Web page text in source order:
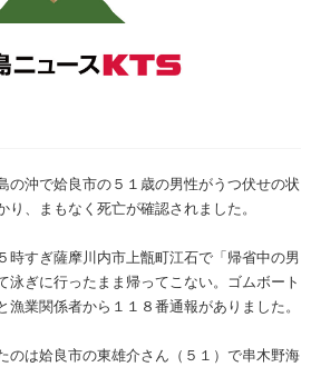
の沖で姶良市の５１歳の男性がうつ伏せの状
、まもなく死亡が確認されました。
時すぎ薩摩川内市上甑町江石で「帰省中の男
泳ぎに行ったまま帰ってこない。ゴムボート
業関係者から１１８番通報がありました。
のは姶良市の東雄介さん（５１）で串木野海